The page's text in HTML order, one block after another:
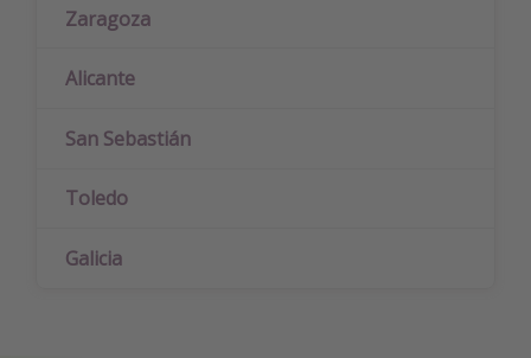
Zaragoza
Alicante
San Sebastián
Toledo
Galicia